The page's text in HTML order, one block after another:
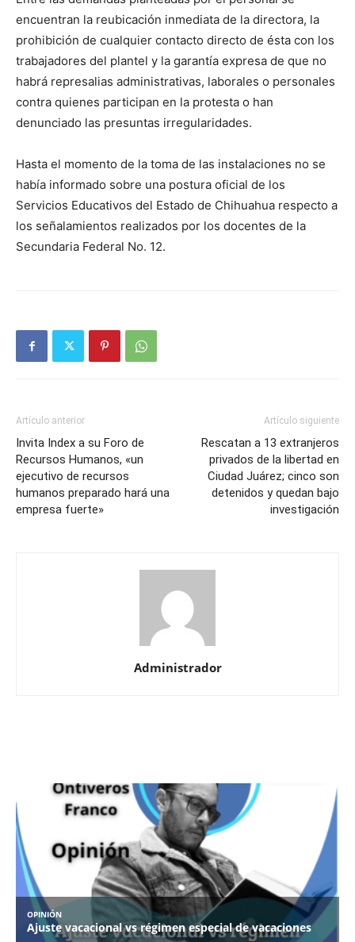
encuentran la reubicación inmediata de la directora, la
prohibición de cualquier contacto directo de ésta con los
trabajadores del plantel y la garantía expresa de que no
habrá represalias administrativas, laborales o personales
contra quienes participan en la protesta o han
denunciado las presuntas irregularidades.
Hasta el momento de la toma de las instalaciones no se
había informado sobre una postura oficial de los
Servicios Educativos del Estado de Chihuahua respecto a
los señalamientos realizados por los docentes de la
Secundaria Federal No. 12.
Artículo anterior
Invita Index a su Foro de
Recursos Humanos, «un
ejecutivo de recursos
humanos preparado hará una
empresa fuerte»
Artículo siguiente
Rescatan a 13 extranjeros
privados de la libertad en
Ciudad Juárez; cinco son
detenidos y quedan bajo
investigación
Administrador